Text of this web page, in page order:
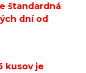
štandardná
dní od
kusov je